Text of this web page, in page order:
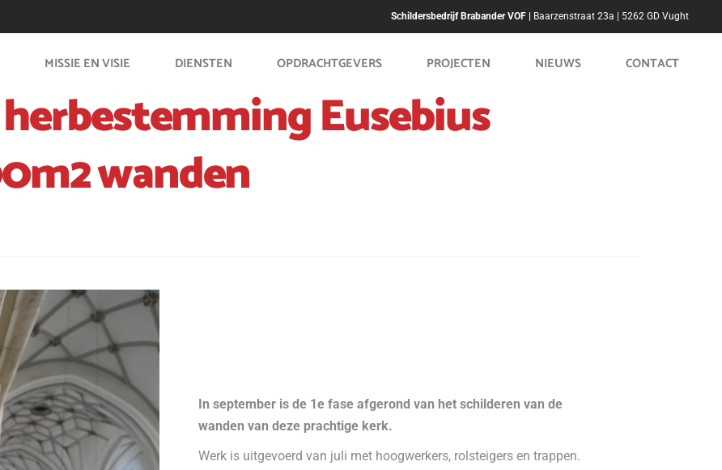
Schildersbedrijf Brabander VOF | Baarzenstraat 23a | 5262 GD Vught
MISSIE EN VISIE DIENSTEN OPDRACHTGEVERS PROJECTEN NIEUWS CONTACT
Eusebius
wanden
In september is de 1e fase afgerond van het schilderen van de
wanden van deze prachtige kerk.
Werk is uitgevoerd van juli met hoogwerkers, rolsteigers en trappen.